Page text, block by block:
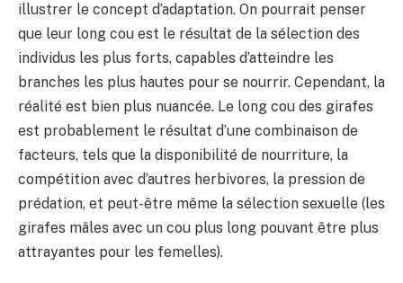
illustrer le concept d’adaptation. On pourrait penser
que leur long cou est le résultat de la sélection des
individus les plus forts, capables d’atteindre les
branches les plus hautes pour se nourrir. Cependant, la
réalité est bien plus nuancée. Le long cou des girafes
est probablement le résultat d’une combinaison de
facteurs, tels que la disponibilité de nourriture, la
compétition avec d’autres herbivores, la pression de
prédation, et peut-être même la sélection sexuelle (les
girafes mâles avec un cou plus long pouvant être plus
attrayantes pour les femelles).